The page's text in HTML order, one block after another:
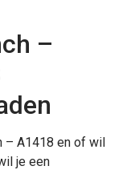
–
– A1418 en of wil
je een